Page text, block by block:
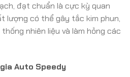
đạt chuẩn là cực kỳ quan
lượng có thể gây tắc kim phun,
nhiên liệu và làm hỏng các
Auto Speedy